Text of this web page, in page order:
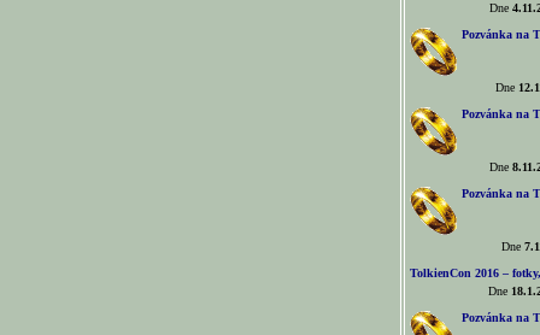
Dne
Pozvánka na
Dne
Pozvánka na
Dne
Pozvánka na
Dne
TolkienCon 2016 –
Dne
Pozvánka na